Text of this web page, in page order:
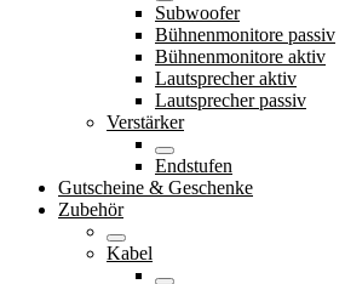
Subwoofer
Bühnenmonitore passiv
Bühnenmonitore aktiv
Lautsprecher aktiv
Lautsprecher passiv
Verstärker
Endstufen
Gutscheine & Geschenke
Zubehör
Kabel